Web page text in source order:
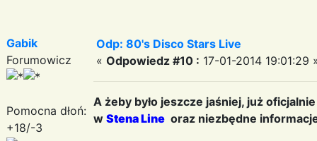
Gabik
Forumowicz
Pomocna dłoń:
+18/-3
Odp: 80's Disco Stars Live
« Odpowiedz #10 : 17-01-2014 19:01:29
A żeby było jeszcze jaśniej, już oficjalnie
w Stena Line oraz niezbędne